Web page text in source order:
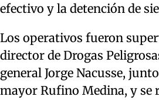
efectivo y la detención de
Los operativos fueron
director de Drogas
general Jorge Nacusse,
mayor Rufino Medina, y se